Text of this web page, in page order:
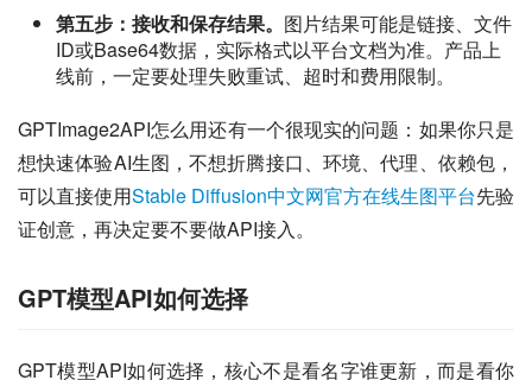
第五步：接收和保存结果。 图片结果可能是链接、文件
ID或Base64数据，实际格式以平台文档为准。产品上
线前，一定要处理失败重试、超时和费用限制。
GPTImage2API怎么用还有一个很现实的问题：如果你只是
想快速体验AI生图，不想折腾接口、环境、代理、依赖包，
可以直接使用Stable Diffusion中文网官方在线生图平台先验
证创意，再决定要不要做API接入。
GPT模型API如何选择
GPT模型API如何选择，核心不是看名字谁更新，而是看你